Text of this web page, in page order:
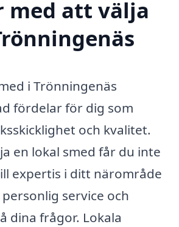
med att välja
i Trönningenäs
fördelar för dig som
och kvalitet.
en lokal smed får du inte
expertis i ditt närområde
service och
dina frågor. Lokala